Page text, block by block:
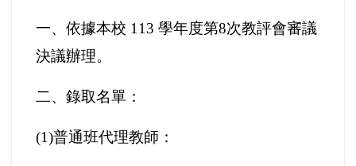
一、依據本校 113 學年度第8次教評會審議
決議辦理。
二、錄取名單：
(1)普通班代理教師：